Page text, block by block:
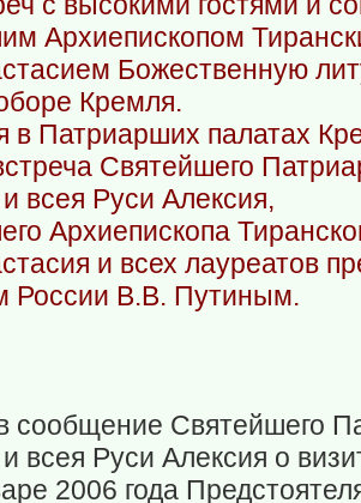
Архиепископом
Божественную
Кремля.
в Патриарших палатах
Святейшего
всея Руси Алексия,
Архиепископа
и всех лауреатов
России В.В. Путиным.
сообщение Святейшего
всея Руси Алексия о
2006 года